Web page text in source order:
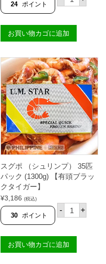
24 ポイント
グ
シ
ュ
リ
プ
）
6
0
匹
パ
ッ
ク
(
1
3
0
0
)
【
有
ラ
ッ
イ
ガ
ー
お買い物カゴに追加
スグポ （シュリンプ） 35匹
パック (1300g) 【有頭ブラッ
クタイガー】
¥3,186 (税込)
30 ポイント
- ス
グ
シ
ュ
リ
+
お買い物カゴに追加